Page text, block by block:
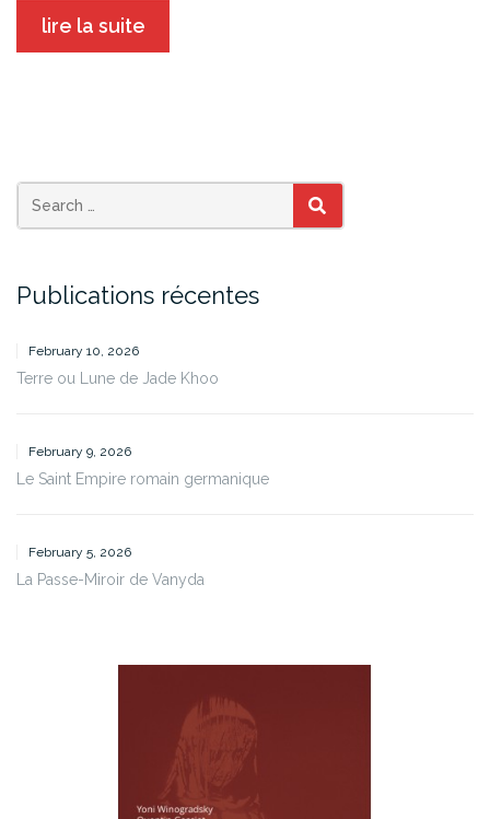
lire la suite
SEARCH
Publications récentes
February 10, 2026
Terre ou Lune de Jade Khoo
February 9, 2026
Le Saint Empire romain germanique
February 5, 2026
La Passe-Miroir de Vanyda